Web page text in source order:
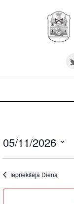
05/11/2026
Iepriekšējā Diena